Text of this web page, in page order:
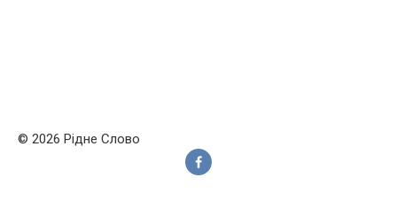
© 2026 Рідне Слово